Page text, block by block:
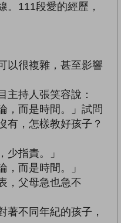
。111段愛的經歷，
以很複雜，甚至影響
主持人張笑容說：
，而是時間。」試問
有，怎樣教好孩子？
少指責。」
，而是時間。」
，父母急也急不
著不同年紀的孩子，